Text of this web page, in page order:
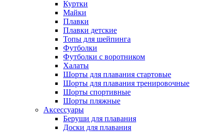
Куртки
Майки
Плавки
Плавки детские
Топы для шейпинга
Футболки
Футболки с воротником
Халаты
Шорты для плавания стартовые
Шорты для плавания тренировочные
Шорты спортивные
Шорты пляжные
Аксессуары
Беруши для плавания
Доски для плавания